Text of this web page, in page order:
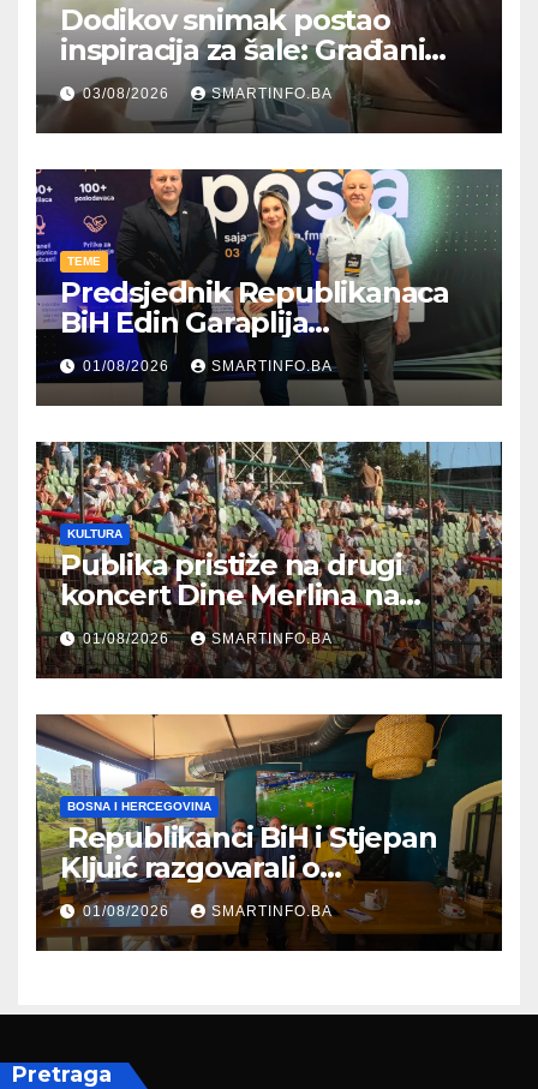
Dodikov snimak postao
inspiracija za šale: Građani
kroz parodiju poslali poruku
03/08/2026 SMARTINFO.BA
TEME
Predsjednik Republikanaca
BiH Edin Garaplija
prisustvovao prezentaciji
Federalnog sajma
zapošljavanja
01/08/2026 SMARTINFO.BA
KULTURA
Publika pristiže na drugi
koncert Dine Merlina na
Koševu
01/08/2026 SMARTINFO.BA
BOSNA I HERCEGOVINA
Republikanci BiH i Stjepan
Kljuić razgovarali o
evropskom putu Bosne i
Hercegovine
01/08/2026 SMARTINFO.BA
Pretraga